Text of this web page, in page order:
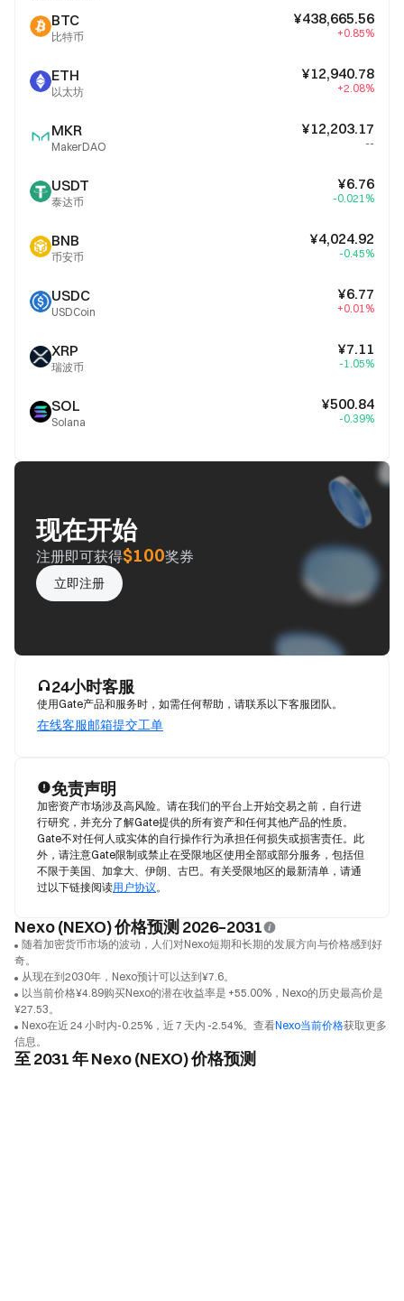
BTC
比特币
¥438,665.56
+0.85%
ETH
以太坊
¥12,940.78
+2.08%
MKR
MakerDAO
¥12,203.17
--
USDT
泰达币
¥6.76
-0.021%
BNB
币安币
¥4,024.92
-0.45%
USDC
USDCoin
¥6.77
+0.01%
XRP
瑞波币
¥7.11
-1.05%
SOL
Solana
¥500.84
-0.39%
现在开始
注册即可获得$100奖券
立即注册
24小时客服
使用Gate产品和服务时，如需任何帮助，请联系以下客服团队。
在线客服邮箱提交工单
免责声明
加密资产市场涉及高风险。请在我们的平台上开始交易之前，自行进
行研究，并充分了解Gate提供的所有资产和任何其他产品的性质。
Gate不对任何人或实体的自行操作行为承担任何损失或损害责任。此
外，请注意Gate限制或禁止在受限地区使用全部或部分服务，包括但
不限于美国、加拿大、伊朗、古巴。有关受限地区的最新清单，请通
过以下链接阅读用户协议。
Nexo (NEXO) 价格预测 2026–2031
随着加密货币市场的波动，人们对Nexo短期和长期的发展方向与价格感到好
奇。
从现在到2030年，Nexo预计可以达到¥7.6。
以当前价格¥4.89购买Nexo的潜在收益率是 +55.00%，Nexo的历史最高价是
¥27.53。
Nexo在近 24 小时内-0.25%，近 7 天内 -2.54%。查看Nexo当前价格获取更多
信息。
至 2031 年 Nexo (NEXO) 价格预测